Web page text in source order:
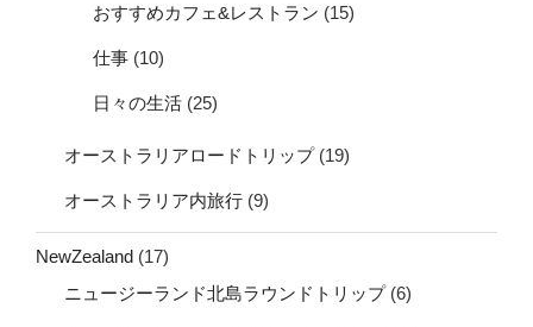
おすすめカフェ&レストラン (15)
仕事 (10)
日々の生活 (25)
オーストラリアロードトリップ(19)
オーストラリア内旅行 (9)
NewZealand (17)
ニュージーランド北島ラウンドトリップ(6)